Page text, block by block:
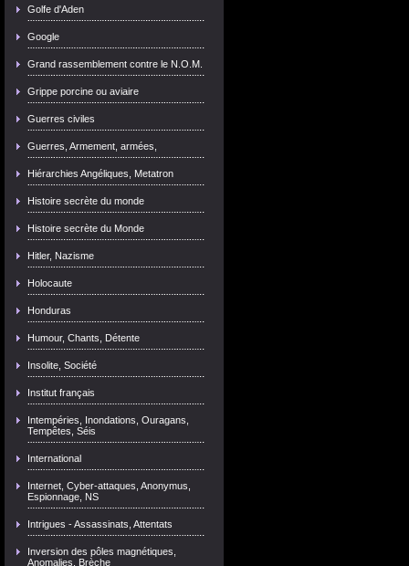
Golfe d'Aden
Google
Grand rassemblement contre le N.O.M.
Grippe porcine ou aviaire
Guerres civiles
Guerres, Armement, armées,
Hiérarchies Angéliques, Metatron
Histoire secrète du monde
Histoire secrète du Monde
Hitler, Nazisme
Holocaute
Honduras
Humour, Chants, Détente
Insolite, Société
Institut français
Intempéries, Inondations, Ouragans,
Tempêtes, Séis
International
Internet, Cyber-attaques, Anonymus,
Espionnage, NS
Intrigues - Assassinats, Attentats
Inversion des pôles magnétiques,
Anomalies, Brèche